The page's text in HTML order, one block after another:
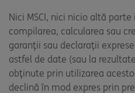
Nici MSCI, nici nicio altă
compilarea, calcularea sau
garanții sau declarații
astfel de date (sau la
obținute prin utilizarea
declină în mod expres prin